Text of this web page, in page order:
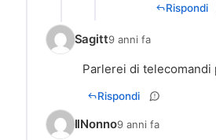
Rispondi
Sagitt9 anni fa
Parlerei di telecomandi
Rispondi
IlNonno9 anni fa